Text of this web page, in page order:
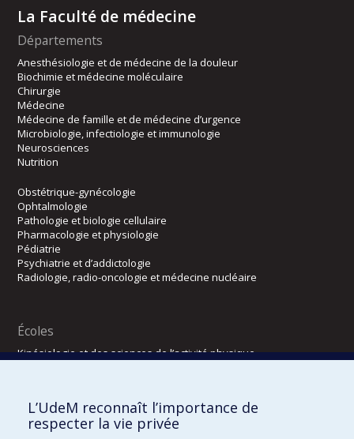
La Faculté de médecine
Départements
Anesthésiologie et de médecine de la douleur
Biochimie et médecine moléculaire
Chirurgie
Médecine
Médecine de famille et de médecine d’urgence
Microbiologie, infectiologie et immunologie
Neurosciences
Nutrition
Obstétrique-gynécologie
Ophtalmologie
Pathologie et biologie cellulaire
Pharmacologie et physiologie
Pédiatrie
Psychiatrie et d’addictologie
Radiologie, radio-oncologie et médecine nucléaire
Écoles
Kinésiologie et des sciences de l’activité physique
Directions
L’UdeM reconnaît l’importance de
respecter la vie privée